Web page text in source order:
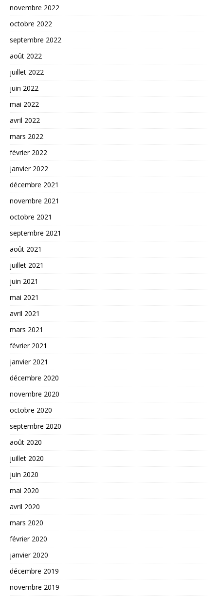
novembre 2022
octobre 2022
septembre 2022
août 2022
juillet 2022
juin 2022
mai 2022
avril 2022
mars 2022
février 2022
janvier 2022
décembre 2021
novembre 2021
octobre 2021
septembre 2021
août 2021
juillet 2021
juin 2021
mai 2021
avril 2021
mars 2021
février 2021
janvier 2021
décembre 2020
novembre 2020
octobre 2020
septembre 2020
août 2020
juillet 2020
juin 2020
mai 2020
avril 2020
mars 2020
février 2020
janvier 2020
décembre 2019
novembre 2019